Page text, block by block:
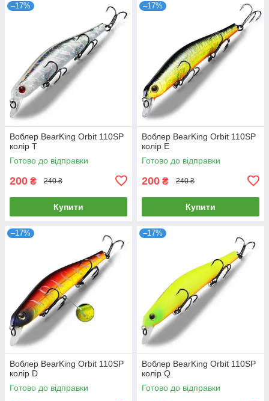
–17%
Воблер BearKing Orbit 110SP
колір T
Готово до відправки
200 ₴ 240 ₴
Купити
–17%
Воблер BearKing Orbit 110SP
колір E
Готово до відправки
200 ₴ 240 ₴
Купити
–17%
Воблер BearKing Orbit 110SP
колір D
Готово до відправки
–17%
Воблер BearKing Orbit 110SP
колір Q
Готово до відправки